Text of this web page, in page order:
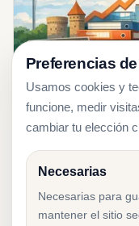
Informe
Preferencias
Usamos cookies y
funcione, medir
cambiar tu elección
Necesarias
Necesarias para
mantener el sitio